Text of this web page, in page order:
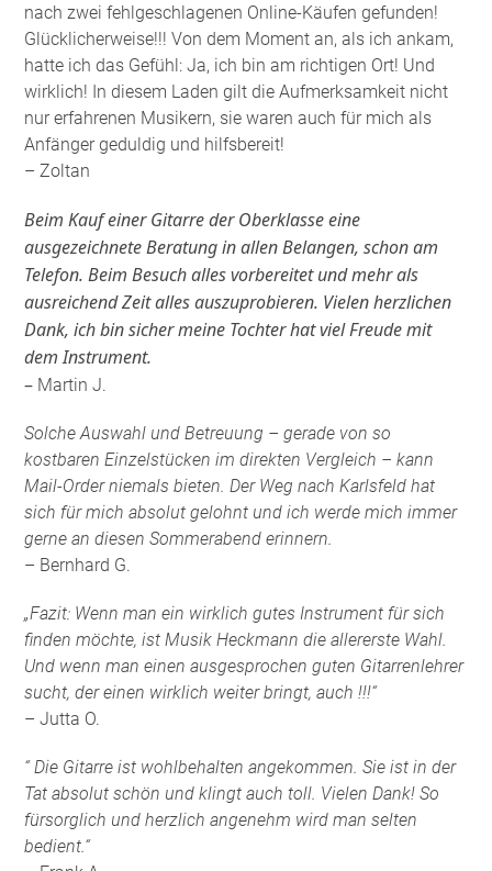
nach zwei fehlgeschlagenen Online-Käufen gefunden!
Glücklicherweise!!! Von dem Moment an, als ich ankam,
hatte ich das Gefühl: Ja, ich bin am richtigen Ort! Und
wirklich! In diesem Laden gilt die Aufmerksamkeit nicht
nur erfahrenen Musikern, sie waren auch für mich als
Anfänger geduldig und hilfsbereit!
– Zoltan
Beim Kauf einer Gitarre der Oberklasse eine
ausgezeichnete Beratung in allen Belangen, schon am
Telefon. Beim Besuch alles vorbereitet und mehr als
ausreichend Zeit alles auszuprobieren. Vielen herzlichen
Dank, ich bin sicher meine Tochter hat viel Freude mit
dem Instrument.
– Martin J.
Solche Auswahl und Betreuung – gerade von so
kostbaren Einzelstücken im direkten Vergleich – kann
Mail-Order niemals bieten. Der Weg nach Karlsfeld hat
sich für mich absolut gelohnt und ich werde mich immer
gerne an diesen Sommerabend erinnern.
– Bernhard G.
„Fazit: Wenn man ein wirklich gutes Instrument für sich
finden möchte, ist Musik Heckmann die allererste Wahl.
Und wenn man einen ausgesprochen guten Gitarrenlehrer
sucht, der einen wirklich weiter bringt, auch !!!“
– Jutta O.
“ Die Gitarre ist wohlbehalten angekommen. Sie ist in der
Tat absolut schön und klingt auch toll. Vielen Dank! So
fürsorglich und herzlich angenehm wird man selten
bedient.“